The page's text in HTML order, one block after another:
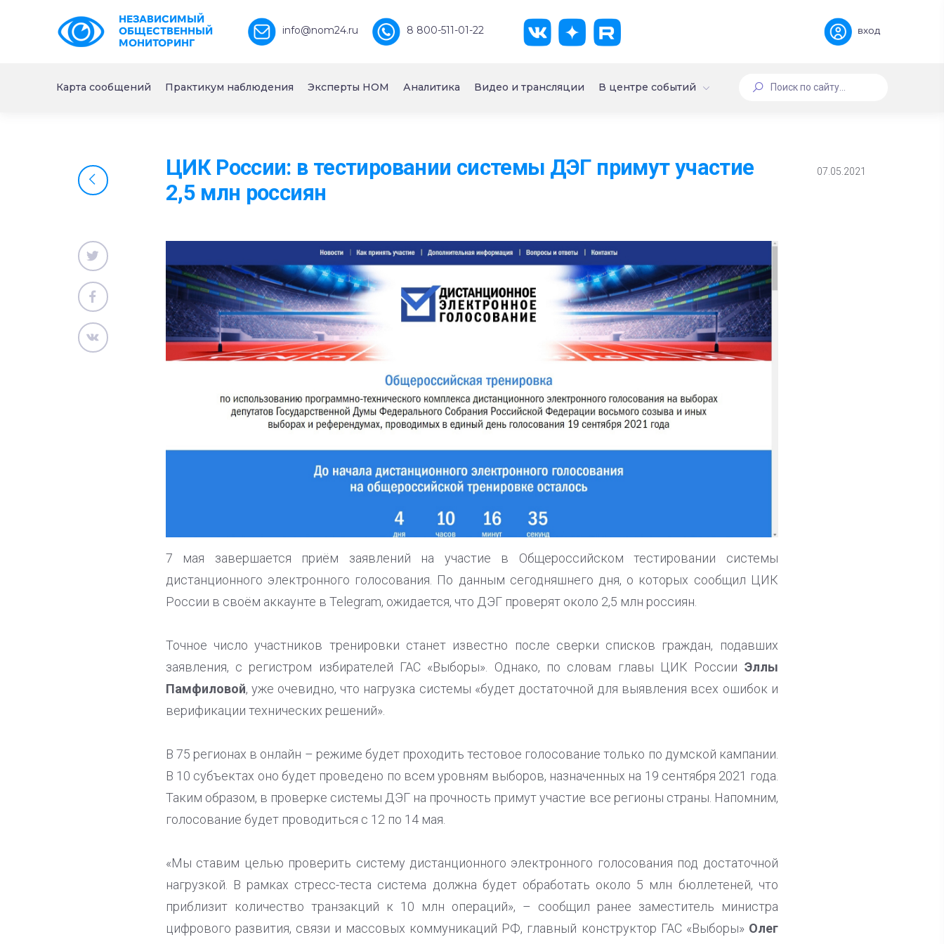
НЕЗАВИСИМЫЙ
ОБЩЕСТВЕННЫЙ
МОНИТОРИНГ
info@nom24.ru 8 800-511-01-22 вход
Карта сообщений Практикум наблюдения Эксперты НОМ Аналитика Видео и трансляции В центре событий
ЦИК России: в тестировании системы ДЭГ примут участие
2,5 млн россиян
07.05.2021
7 мая завершается приём заявлений на участие в Общероссийском тестировании системы
дистанционного электронного голосования. По данным сегодняшнего дня, о которых сообщил ЦИК
России в своём аккаунте в Telegram, ожидается, что ДЭГ проверят около 2,5 млн россиян.
Точное число участников тренировки станет известно после сверки списков граждан, подавших
заявления, с регистром избирателей ГАС «Выборы». Однако, по словам главы ЦИК России Эллы
Памфиловой, уже очевидно, что нагрузка системы «будет достаточной для выявления всех ошибок и
верификации технических решений».
В 75 регионах в онлайн – режиме будет проходить тестовое голосование только по думской кампании.
В 10 субъектах оно будет проведено по всем уровням выборов, назначенных на 19 сентября 2021 года.
Таким образом, в проверке системы ДЭГ на прочность примут участие все регионы страны. Напомним,
голосование будет проводиться с 12 по 14 мая.
«Мы ставим целью проверить систему дистанционного электронного голосования под достаточной
нагрузкой. В рамках стресс-теста система должна будет обработать около 5 млн бюллетеней, что
приблизит количество транзакций к 10 млн операций», – сообщил ранее заместитель министра
цифрового развития, связи и массовых коммуникаций РФ, главный конструктор ГАС «Выборы» Олег